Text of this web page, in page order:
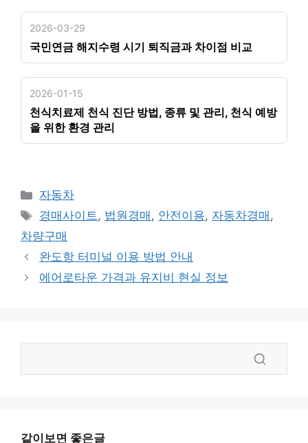
2026-03-29
국민연금 해지수령 시기 퇴직금과 차이점 비교
2026-01-15
천식치료제 천식 진단 방법, 종류 및 관리, 천식 예방
을 위한 환경 관리
카
테
리
자동차
태
그
경매사이트, 법원경매 , 안전이용, 자동차경매 ,
차량구매
완도항 터미널 이용 방법 안내
에어로타운 가격과 유지비 현실 정보
같이보면 좋은글